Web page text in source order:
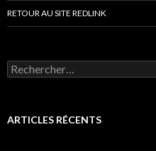
RETOUR AU SITE REDLINK
Rechercher :
ARTICLES RÉCENTS